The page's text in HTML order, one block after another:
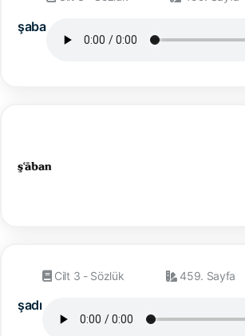
şaba
şadı
Cilt 3 - Sözlük 459. Sayfa